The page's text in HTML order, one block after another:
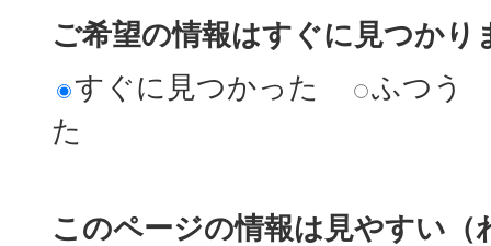
ご希望の情報はすぐに見つかり
すぐに見つかった
ふつう
た
このページの情報は見やすい